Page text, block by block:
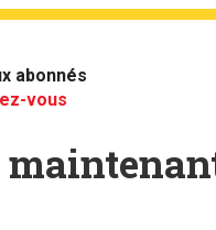
abonnés
vous